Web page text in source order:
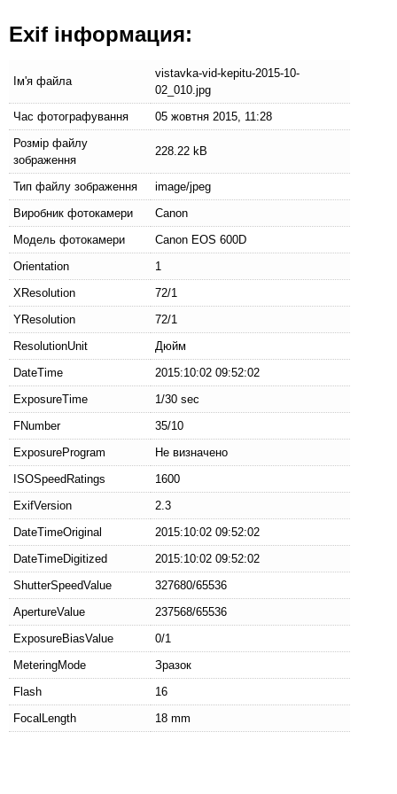
Exif інформация:
Ім'я файла
vistavka-vid-kepitu-2015-10-
02_010.jpg
Час фотографування
05 жовтня 2015, 11:28
Розмір файлу
зображення
228.22 kB
Тип файлу зображення
image/jpeg
Виробник фотокамери
Canon
Модель фотокамери
Canon EOS 600D
Orientation
1
XResolution
72/1
YResolution
72/1
ResolutionUnit
Дюйм
DateTime
2015:10:02 09:52:02
ExposureTime
1/30 sec
FNumber
35/10
ExposureProgram
Не визначено
ISOSpeedRatings
1600
ExifVersion
2.3
DateTimeOriginal
2015:10:02 09:52:02
DateTimeDigitized
2015:10:02 09:52:02
ShutterSpeedValue
327680/65536
ApertureValue
237568/65536
ExposureBiasValue
0/1
MeteringMode
Зразок
Flash
16
FocalLength
18 mm